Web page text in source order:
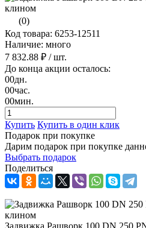
(0)
Код товара: 6253-12511
Наличие: много
7 832.88 ₽ / шт.
До конца акции осталось:
00дн.
00час.
00мин.
Купить Купить в один клик
Подарок при покупке
Дарим подарок при покупке
Выбрать подарок
Поделиться
Задвижка Рашворк 100 DN 250